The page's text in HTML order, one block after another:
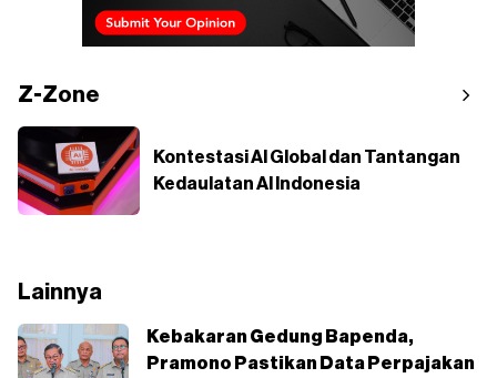
Z-Zone
Kontestasi AI Global dan Tantangan
Kedaulatan AI Indonesia
Lainnya
Kebakaran Gedung Bapenda,
Pramono Pastikan Data Perpajakan